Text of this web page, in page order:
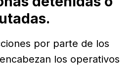
por parte de los
los operativos